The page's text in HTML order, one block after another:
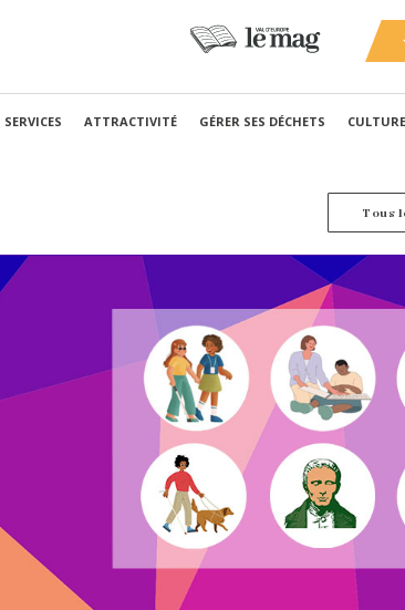
SERVICES ATTRACTIVITÉ GÉRER SES DÉCHETS
Tous